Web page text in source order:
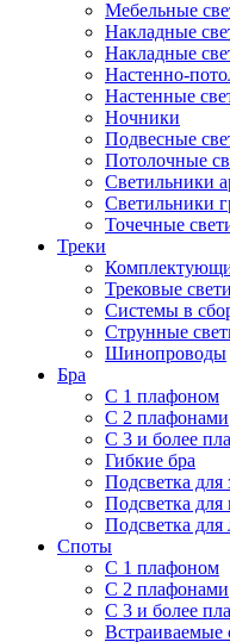
Мебельные
Накладные
Накладные
Настенно-
Настенные
Ночники
Подвесные
Потолочные
Светильники
Светильники
Точечные
Треки
Трековые
Системы в
Струнные
Шинопроводы
Бра
С 1 плафоном
С 2 плафонами
С 3 и более
Гибкие бра
Подсветка для
Подсветка для
Подсветка для
Споты
С 1 плафоном
С 2 плафонами
С 3 и более
Встраиваемые